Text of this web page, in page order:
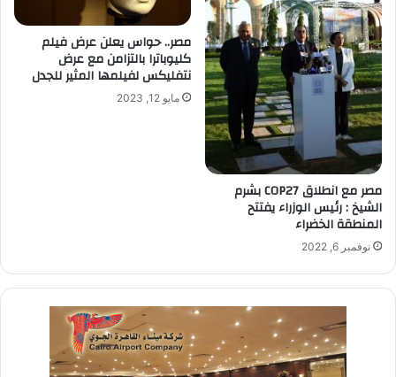
مصر مع انطلاق COP27 بشرم
الشيخ : رئيس الوزراء يفتتح
المنطقة الخضراء
نوفمبر 6, 2022
مصر.. حواس يعلن عرض فيلم
كليوباترا بالتزامن مع عرض
نتفليكس لفيلمها المثير للجدل
مايو 12, 2023